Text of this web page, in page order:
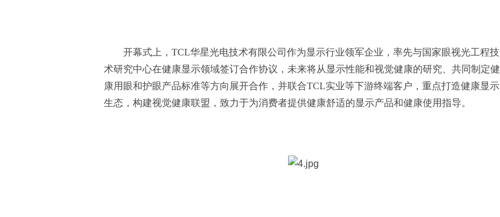
开幕式上，TCL华星光电技术有限公司作为显示行业领军企业，率先与国家眼视光工程技
术研究中心在健康显示领域签订合作协议，未来将从显示性能和视觉健康的研究、共同制定健
康用眼和护眼产品标准等方向展开合作，并联合TCL实业等下游终端客户，重点打造健康显示
生态，构建视觉健康联盟，致力于为消费者提供健康舒适的显示产品和健康使用指导。